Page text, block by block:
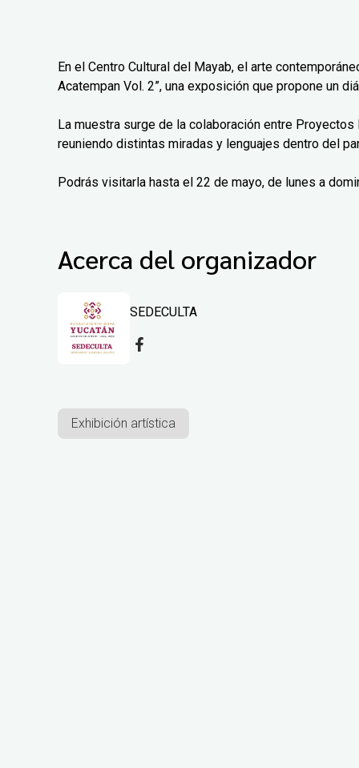
En el Centro Cultural del Mayab, el arte
Acatempan Vol. 2”, una exposición que propone un
La muestra surge de la colaboración entre
reuniendo distintas miradas y lenguajes dentro del
Podrás visitarla hasta el 22 de mayo, de lunes a
Acerca del organizador
SEDECULTA
Exhibición artística